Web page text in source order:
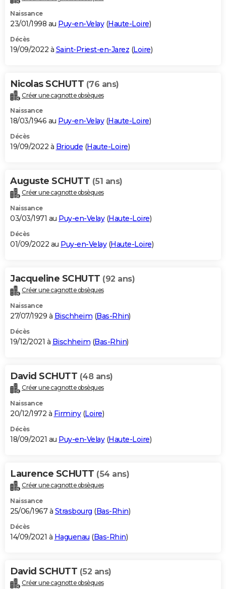
Naissance
23/01/1998 au Puy-en-Velay(Haute-Loire)
Décès
19/09/2022 à Saint-Priest-en-Jarez (Loire)
Nicolas SCHUTT (76 ans)
Créer une cagnotte obsèques
Naissance
18/03/1946 au Puy-en-Velay(Haute-Loire)
Décès
19/09/2022 à Brioude (Haute-Loire)
Auguste SCHUTT (51 ans)
Créer une cagnotte obsèques
Naissance
03/03/1971 au Puy-en-Velay(Haute-Loire)
Décès
01/09/2022 au Puy-en-Velay(Haute-Loire)
Jacqueline SCHUTT (92 ans)
Créer une cagnotte obsèques
Naissance
27/07/1929 à Bischheim (Bas-Rhin)
Décès
19/12/2021 à Bischheim (Bas-Rhin)
David SCHUTT (48 ans)
Créer une cagnotte obsèques
Naissance
20/12/1972 à Firminy(Loire)
Décès
18/09/2021 au Puy-en-Velay(Haute-Loire)
Laurence SCHUTT (54 ans)
Créer une cagnotte obsèques
Naissance
25/06/1967 à Strasbourg (Bas-Rhin)
Décès
14/09/2021 à Haguenau (Bas-Rhin)
David SCHUTT (52 ans)
Créer une cagnotte obsèques